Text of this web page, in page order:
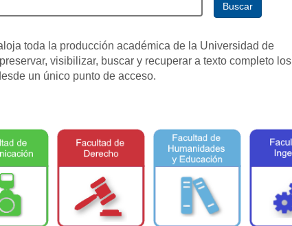
Buscar
toda la producción académica de la Universidad de
visibilizar, buscar y recuperar a texto completo los
un único punto de acceso.